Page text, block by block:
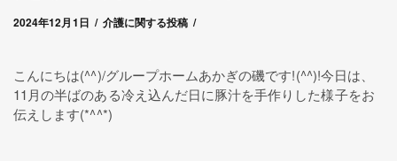
2024年12月1日
2024年12月1日 介護に関する投稿
byグループホームあかぎ
こんにちは(^^)/グループホームあかぎの磯です!(^^)!今日は、
11月の半ばのある冷え込んだ日に豚汁を手作りした様子をお
伝えします(*^^*)